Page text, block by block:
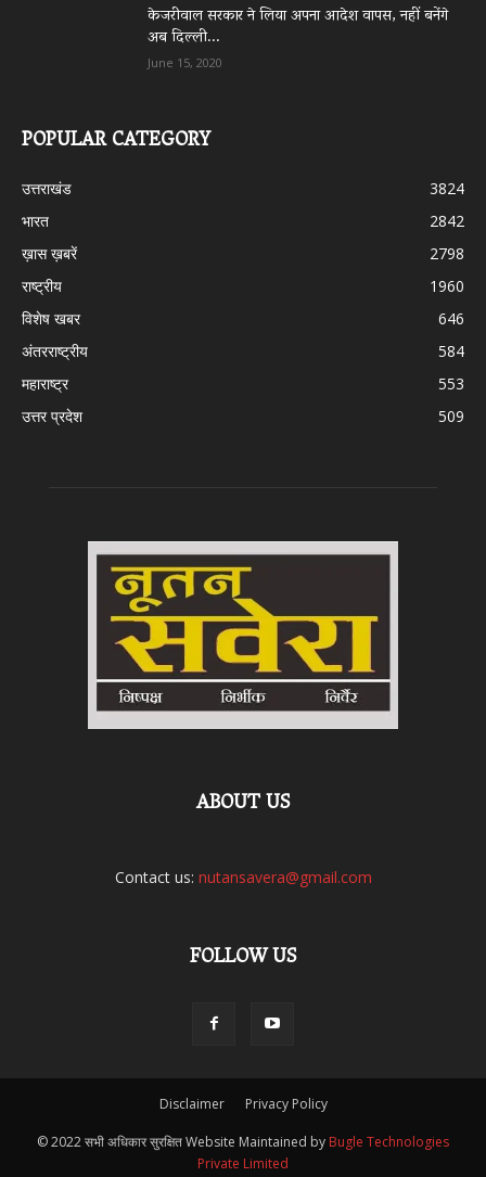
केजरीवाल सरकार ने लिया अपना आदेश वापस, नहीं बनेंगे
अब दिल्ली...
June 15, 2020
POPULAR CATEGORY
उत्तराखंड
3824
भारत
2842
ख़ास ख़बरें
2798
राष्ट्रीय
1960
विशेष खबर
646
अंतरराष्ट्रीय
584
महाराष्ट्र
553
उत्तर प्रदेश
509
ABOUT US
Contact us: nutansavera@gmail.com
FOLLOW US
Disclaimer Privacy Policy
© 2022 सभी अधिकार सुरक्षित Website Maintained by Bugle Technologies
Private Limited